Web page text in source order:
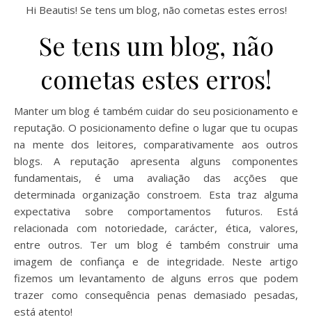
Hi Beautis! Se tens um blog, não cometas estes erros!
Se tens um blog, não
cometas estes erros!
Manter um blog é também cuidar do seu posicionamento e
reputação. O posicionamento define o lugar que tu ocupas
na mente dos leitores, comparativamente aos outros
blogs. A reputação apresenta alguns componentes
fundamentais, é uma avaliação das acções que
determinada organização constroem. Esta traz alguma
expectativa sobre comportamentos futuros. Está
relacionada com notoriedade, carácter, ética, valores,
entre outros. Ter um blog é também construir uma
imagem de confiança e de integridade. Neste artigo
fizemos um levantamento de alguns erros que podem
trazer como consequência penas demasiado pesadas,
está atento!